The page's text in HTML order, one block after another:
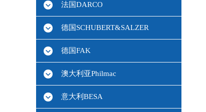
法国DARCO
德国SCHUBERT&SALZER
德国FAK
澳大利亚Philmac
意大利BESA